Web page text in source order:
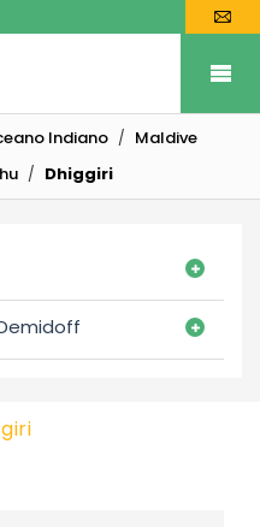
Indiano
Maldive
Dhiggiri